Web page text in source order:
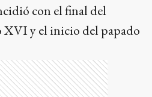
con el final del
XVI y el inicio del papado